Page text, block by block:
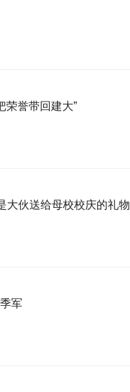
荣誉带回建大”
大伙送给母校校庆的礼物
军